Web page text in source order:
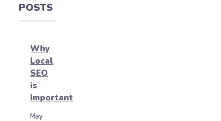
POSTS
Why
Local
SEO
is
Important
May